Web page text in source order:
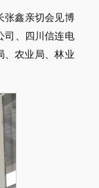
张鑫亲切会见博
司、四川信连电
、农业局、林业